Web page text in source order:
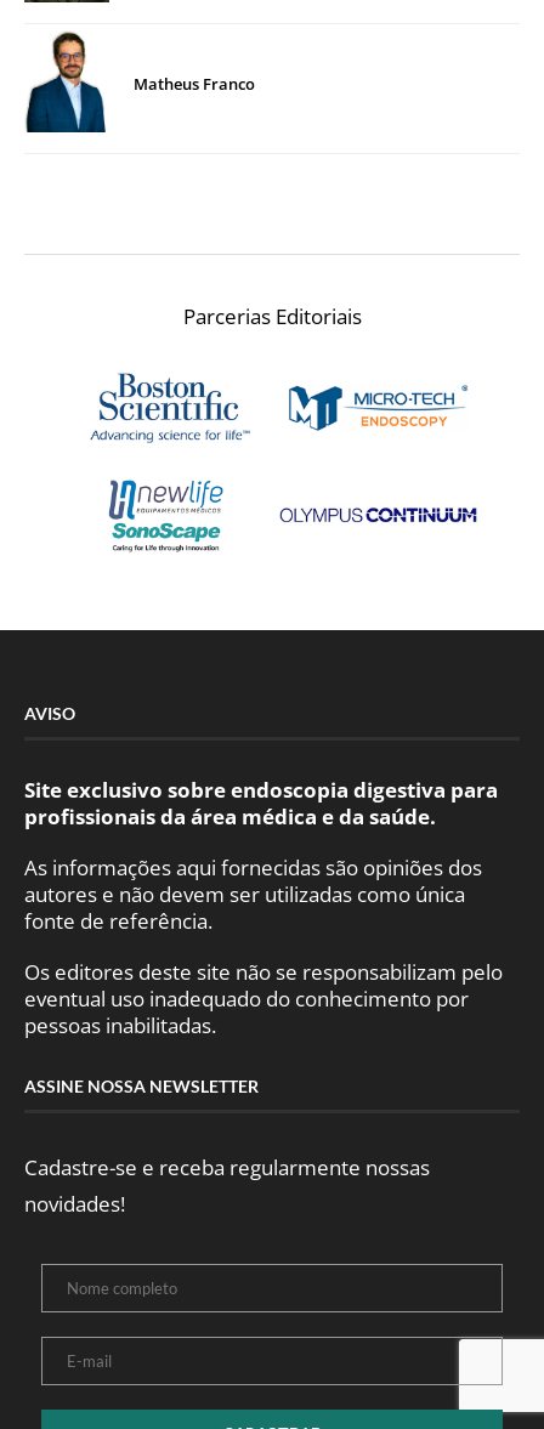
Matheus Franco
Parcerias Editoriais
AVISO
Site exclusivo sobre endoscopia digestiva para
profissionais da área médica e da saúde.
As informações aqui fornecidas são opiniões dos
autores e não devem ser utilizadas como única
fonte de referência.
Os editores deste site não se responsabilizam pelo
eventual uso inadequado do conhecimento por
pessoas inabilitadas.
ASSINE NOSSA NEWSLETTER
Cadastre-se e receba regularmente nossas
novidades!